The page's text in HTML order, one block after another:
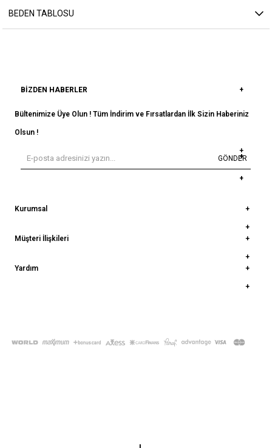
BEDEN TABLOSU
BIZDEN HABERLER
Bültenimize Üye Olun ! Tüm İndirim ve Fırsatlardan İlk Sizin Haberiniz
Olsun !
GÖNDER
Kurumsal
Müşteri İlişkileri
Yardım